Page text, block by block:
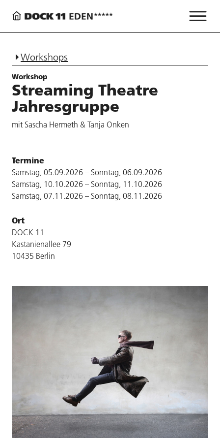
Workshops
Workshop
Streaming Theatre
Jahresgruppe
mit Sascha Hermeth & Tanja Onken
Termine
Samstag, 05.09.2026 – Sonntag, 06.09.2026
Samstag, 10.10.2026 – Sonntag, 11.10.2026
Samstag, 07.11.2026 – Sonntag, 08.11.2026
Ort
DOCK 11
Kastanienallee 79
10435 Berlin